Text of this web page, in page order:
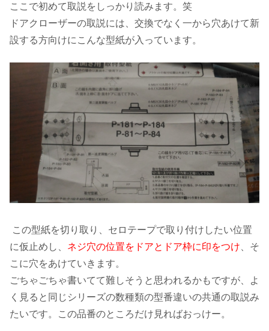
ここで初めて取説をしっかり読みます。笑
ドアクローザーの取説には、交換でなく一から穴あけて新
設する方向けにこんな型紙が入っています。
この型紙を切り取り、セロテープで取り付けしたい位置
に仮止めし、 ネジ穴の位置をドアとドア枠に印をつけ 、そ
こに穴をあけていきます。
ごちゃごちゃ書いてて難しそうと思われるかもですが、よ
く見ると同じシリーズの数種類の型番違いの共通の取説み
たいです。この品番のところだけ見ればおっけー。